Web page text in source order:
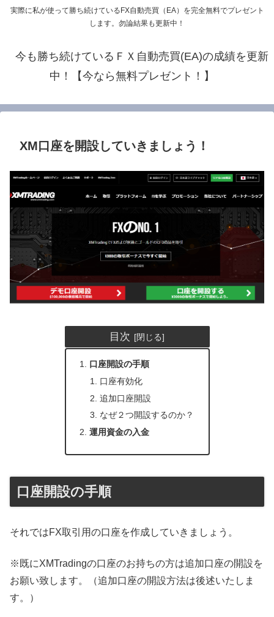
実際に私が使って勝ち続けているFX自動売買（EA）を完全無料でプレゼント
します。勿論結果も更新中！
今も勝ち続けているＦＸ自動売買(EA)の成績を更新
中！【今なら無料プレゼント！】
XM口座を開設していきましょう！
目次
口座開設の手順
口座有効化
追加口座開設
なぜ２つ開設するのか？
運用資金の入金
口座開設の手順
それではFX取引用の口座を作成していきましょう。
※既にXMTradingの口座のお持ちの方は追加口座の開設を
お願い致します。（追加口座の開設方法は後述いたしま
す。）